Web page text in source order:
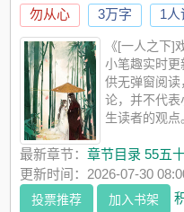
勿从心 3万字 1人
《[一人之下]
小笔趣实时
供无弹窗阅
论，并不代
生读者的观点
最新章节：章节目录 55五
更新时间：2026-07-30
投票推荐 加入书架